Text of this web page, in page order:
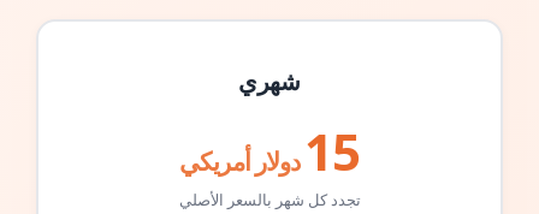
شهري
15 دولار أمريكي
تجدد كل شهر بالسعر الأصلي